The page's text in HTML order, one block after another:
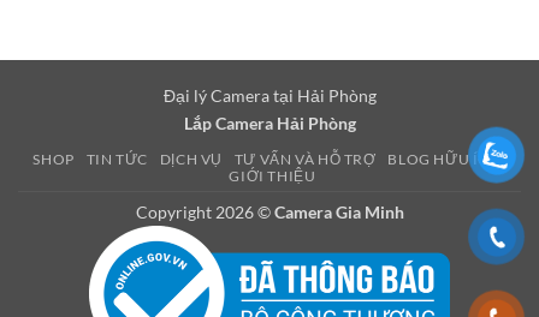
Đại lý Camera tại Hải Phòng
Lắp Camera Hải Phòng
SHOP TIN TỨC DỊCH VỤ TƯ VẤN VÀ HỖ TRỢ
BLOG HỮU ÍCH
GIỚI THIỆU
Copyright 2026 ©Camera Gia Minh